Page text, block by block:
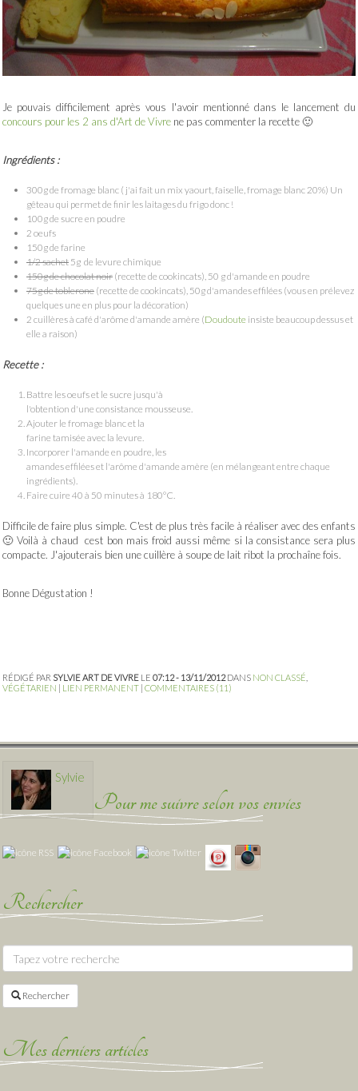
Je pouvais difficilement après vous l'avoir mentionné dans le lancement du
concours pour les 2 ans d'Art de Vivre ne pas commenter la recette 🙂
Ingrédients :
300g de fromage blanc ( j'ai fait un mix yaourt, faiselle, fromage blanc 20%) Un
gêteau qui permet de finir les laitages du frigo donc !
100g de sucre en poudre
2 oeufs
150g de farine
1/2 sachet 5g de levure chimique
150g de chocolat noir (recette de cookincats), 50 g d'amande en poudre
75g de toblerone (recette de cookincats), 50g d'amandes effilées (vous en prélevez
quelques une en plus pour la décoration)
2 cuillères à café d'arôme d'amande amère (Doudoute insiste beaucoup dessus et
elle a raison)
Recette :
Battre les oeufs et le sucre jusqu'à
l'obtention d'une consistance mousseuse.
Ajouter le fromage blanc et la
farine tamisée avec la levure.
Incorporer l'amande en poudre, les
amandes effilées et l'arôme d'amande amère (en mélangeant entre chaque
ingrédients).
Faire cuire 40 à 50 minutes à 180°C.
Difficile de faire plus simple. C'est de plus très facile à réaliser avec des enfants
🙂 Voilà à chaud cest bon mais froid aussi même si la consistance sera plus
compacte. J'ajouterais bien une cuillère à soupe de lait ribot la prochaîne fois.
Bonne Dégustation !
RÉDIGÉ PAR SYLVIE ART DE VIVRE LE 07:12 - 13/11/2012DANS NON CLASSÉ
VÉGÉTARIEN
LIEN PERMANENT COMMENTAIRES (11)
Sylvie
Pour me suivre selon vos envies
Rechercher
Rechercher
Mes derniers articles